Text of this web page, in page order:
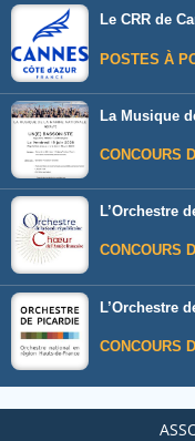
Le CRR de
POSTES À
La Musique
CONCOURS
L’Orchestre
CONCOURS
L’Orchestre
CONCOURS